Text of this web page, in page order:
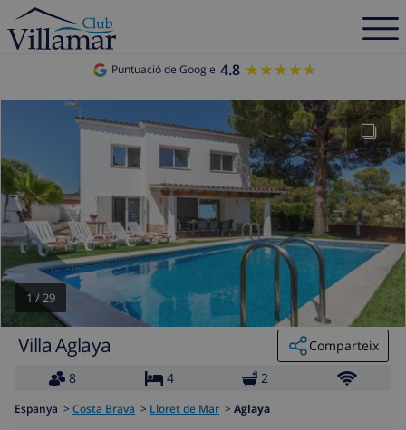
Puntuació de Google 4.8 ★★★★★
★★★★★
1/29
Villa Aglaya
Comparteix
8
4 2
Espanya > Costa Brava > Lloret de Mar > Aglaya